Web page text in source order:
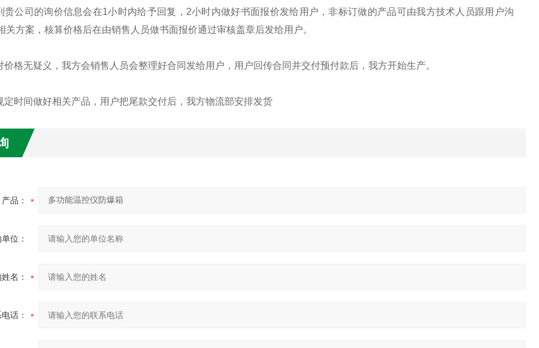
贵公司的询价信息会在1小时内给予回复，2小时内做好书面报价发给用户，非标订做的产品可由我方技术人员跟用户沟
关方案，核算价格后在由销售人员做书面报价通过审核盖章后发给用户。
价格无疑义，我方会销售人员会整理好合同发给用户，用户回传合同并交付预付款后，我方开始生产。
定时间做好相关产品，用户把尾款交付后，我方物流部安排发货
产品：
位：
名：
话：